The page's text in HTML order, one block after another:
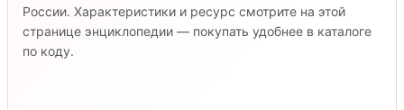
России. Характеристики и ресурс смотрите на этой
странице энциклопедии — покупать удобнее в каталоге
по коду.